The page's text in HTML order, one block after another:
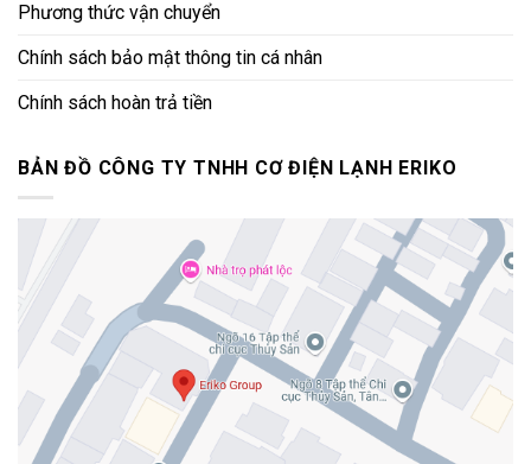
Phương thức vận chuyển
Chính sách bảo mật thông tin cá nhân
Chính sách hoàn trả tiền
BẢN ĐỒ CÔNG TY TNHH CƠ ĐIỆN LẠNH ERIKO